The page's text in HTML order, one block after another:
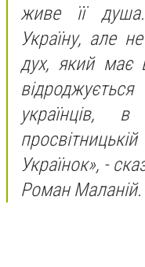
живе її
Україну, але
дух, який має
українців,
Українок», -
Роман Маланій.